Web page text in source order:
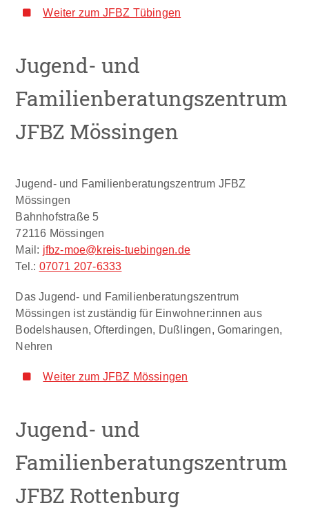
Weiter zum JFBZ Tübingen
Jugend- und
Familienberatungszentrum
JFBZ Mössingen​
Jugend- und Familienberatungszentrum JFBZ
Mössingen
Bahnhofstraße 5
72116 Mössingen
Mail: jfbz-moe@kreis-tuebingen.de
Tel.: 07071 207-6333
Das Jugend- und Familienberatungszentrum
Mössingen ist zuständig für Einwohner:innen aus
Bodelshausen, Ofterdingen, Dußlingen, Gomaringen,
Nehren
Weiter zum JFBZ Mössingen
Jugend- und
Familienberatungszentrum
JFBZ Rottenburg​